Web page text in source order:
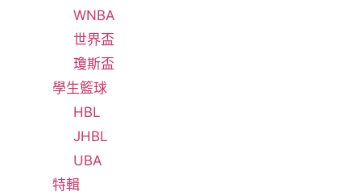
WNBA
世界盃
瓊斯盃
學生籃球
HBL
JHBL
UBA
特輯